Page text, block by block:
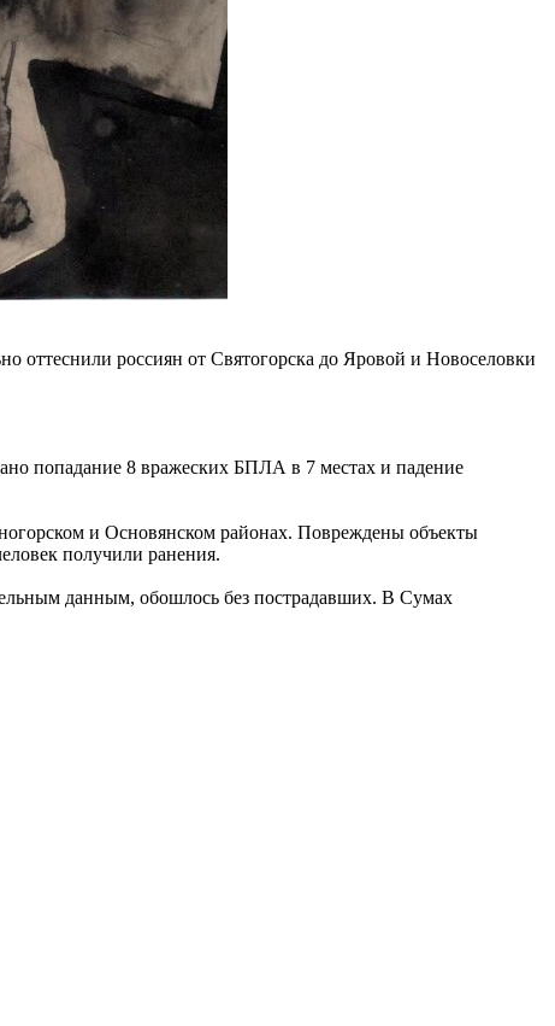
оттеснили россиян от Святогорска до Яровой и Новоселовки
попадание 8 вражеских БПЛА в 7 местах и падение
и Основянском районах. Повреждены объекты
получили ранения.
данным, обошлось без пострадавших. В Сумах